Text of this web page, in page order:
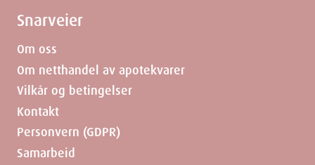
Snarveier
Om oss
Om netthandel av apotekvarer
Vilkår og betingelser
Kontakt
Personvern (GDPR)
Samarbeid